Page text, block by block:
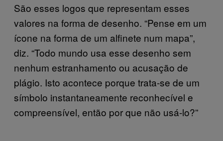
São esses logos que representam esses
valores na forma de desenho. “Pense em um
ícone na forma de um alfinete num mapa”,
diz. “Todo mundo usa esse desenho sem
nenhum estranhamento ou acusação de
plágio. Isto acontece porque trata-se de um
símbolo instantaneamente reconhecível e
compreensível, então por que não usá-lo?”